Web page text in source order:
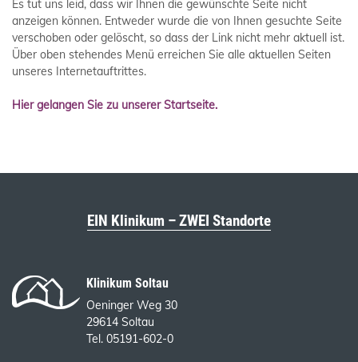
Es tut uns leid, dass wir Ihnen die gewünschte Seite nicht
anzeigen können. Entweder wurde die von Ihnen gesuchte Seite
verschoben oder gelöscht, so dass der Link nicht mehr aktuell ist.
Über oben stehendes Menü erreichen Sie alle aktuellen Seiten
unseres Internetauftrittes.
Hier gelangen Sie zu unserer Startseite.
EIN Klinikum – ZWEI Standorte
Klinikum Soltau
Oeninger Weg 30
29614 Soltau
Tel. 05191-602-0